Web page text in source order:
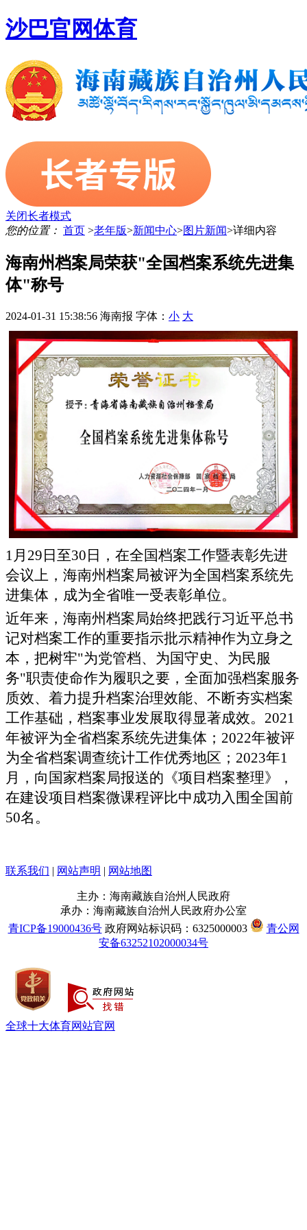
沙巴官网体育
关闭长者模式
您的位置： 首页 >老年版>新闻中心>图片新闻>详细内容
海南州档案局荣获"全国档案系统先进集
体"称号
2024-01-31 15:38:56 海南报 字体： 小 大
1月29日至30日，在全国档案工作暨表彰先进
会议上，海南州档案局被评为全国档案系统先
进集体，成为全省唯一受表彰单位。
近年来，海南州档案局始终把践行习近平总书
记对档案工作的重要指示批示精神作为立身之
本，把树牢"为党管档、为国守史、为民服
务"职责使命作为履职之要，全面加强档案服务
质效、着力提升档案治理效能、不断夯实档案
工作基础，档案事业发展取得显著成效。2021
年被评为全省档案系统先进集体；2022年被评
为全省档案调查统计工作优秀地区；2023年1
月，向国家档案局报送的《项目档案整理》，
在建设项目档案微课程评比中成功入围全国前
50名。
联系我们 | 网站声明 | 网站地图
主办：海南藏族自治州人民政府
承办：海南藏族自治州人民政府办公室
青ICP备19000436号政府网站标识码：6325000003
青公网
安备63252102000034号
全球十大体育网站官网